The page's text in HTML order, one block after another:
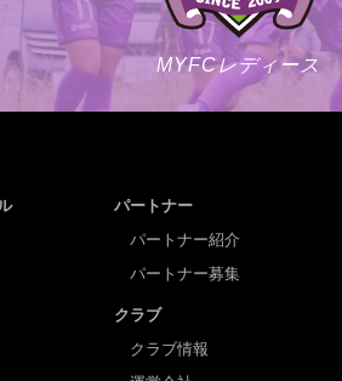
MYFCレディース
パートナー
パートナー紹介
パートナー募集
クラブ
クラブ情報